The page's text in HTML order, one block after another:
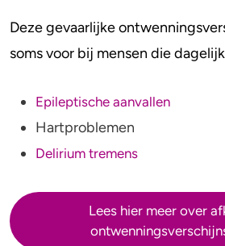
Deze gevaarlijke
soms voor bij mensen die
Epileptische aanvallen
Hartproblemen
Delirium tremens
Lees hier meer over